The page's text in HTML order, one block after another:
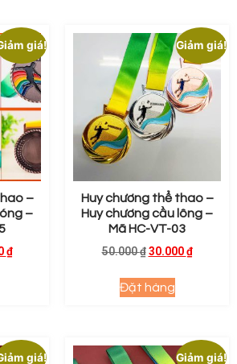
giá!
–
–
₫
Giảm giá!
Huy chương thể thao –
Huy chương cầu lông –
Mã HC-VT-03
50.000₫ 30.000₫
Đặt hàng
giá! Giảm giá!